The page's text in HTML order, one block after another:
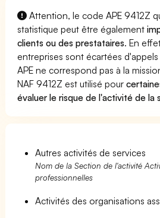
Attention, le code APE 9412Z
statistique peut être également
clients ou des prestataires. En
entreprises sont écartées
APE ne correspond pas à la
NAF 9412Z est utilisé pour
évaluer le risque de l'activité de la
Autres activités de services
Nom de la Section de l'activité
professionnelles
Activités des organisations